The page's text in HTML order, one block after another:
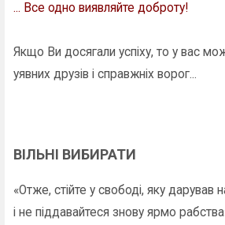
... Все одно виявляйте доброту!
Якщо Ви досягали успіху, то у вас
уявних друзів і справжніх ворог...
ВІЛЬНІ ВИБИРАТИ
«Отже, стійте у свободі, яку дарував
і не піддавайтеся знову ярмо